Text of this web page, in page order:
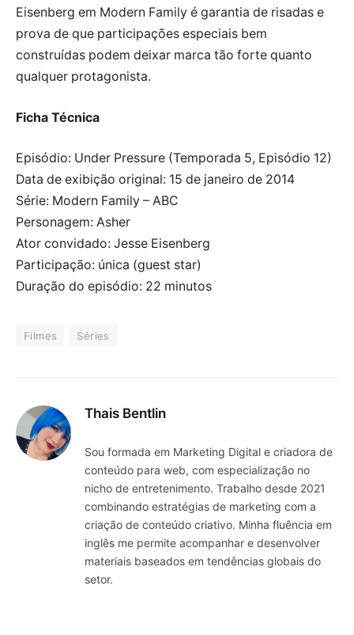
Eisenberg em Modern Family é garantia de risadas e
prova de que participações especiais bem
construídas podem deixar marca tão forte quanto
qualquer protagonista.
Ficha Técnica
Episódio: Under Pressure (Temporada 5, Episódio 12)
Data de exibição original: 15 de janeiro de 2014
Série: Modern Family – ABC
Personagem: Asher
Ator convidado: Jesse Eisenberg
Participação: única (guest star)
Duração do episódio: 22 minutos
Filmes Séries
Thais Bentlin
Sou formada em Marketing Digital e criadora de
conteúdo para web, com especialização no
nicho de entretenimento. Trabalho desde 2021
combinando estratégias de marketing com a
criação de conteúdo criativo. Minha fluência em
inglês me permite acompanhar e desenvolver
materiais baseados em tendências globais do
setor.